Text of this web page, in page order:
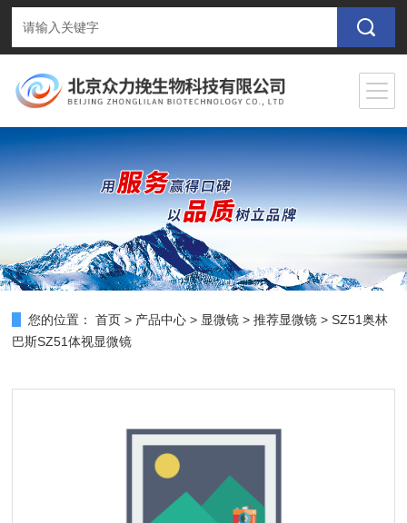
您的位置： 首页 > 产品中心 > 显微镜 >推荐显微镜 > SZ51奥林
巴斯SZ51体视显微镜